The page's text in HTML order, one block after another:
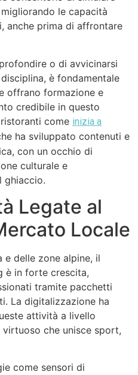
migliorando le capacità
anche prima di affrontare
o di avvicinarsi
è fondamentale
offrano formazione e
credibile in questo
come inizia a
ha sviluppato contenuti e
con un occhio di
culturale e
ghiaccio.
Legate al
Locale
e delle zone alpine, il
è in forte crescita,
tramite pacchetti
La digitalizzazione ha
attività a livello
che unisce sport,
come sensori di